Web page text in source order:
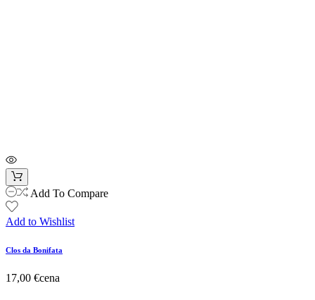
Add To Compare
Add to Wishlist
Clos da Bonifata
17,00 €cena